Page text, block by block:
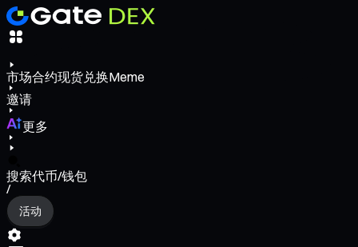
市场合约现货兑换Meme
邀请
更多
搜索代币/钱包
/
活动